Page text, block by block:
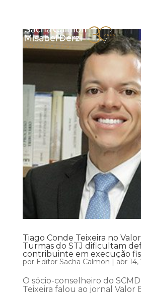
Tiago Conde Teixeira no
Turmas do STJ dificultam
contribuinte em execução
por Editor Sacha Calmon | abr 14,
O sócio-conselheiro do
Teixeira falou ao jornal Valor